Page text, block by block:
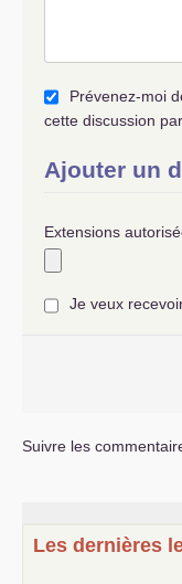
Prévenez-moi
cette discussion
Ajouter un
Extensions
Je veux
Suivre les
Les dernières